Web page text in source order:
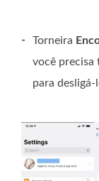
- Torneira
você precisa
para desligá-